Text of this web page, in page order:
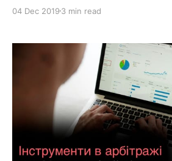
Фейсбук. Рано чи пізно кожен арбітражник
опускають руки та покидають
причину і намагаються далі
дружнім
04 Dec 2019 3 min read